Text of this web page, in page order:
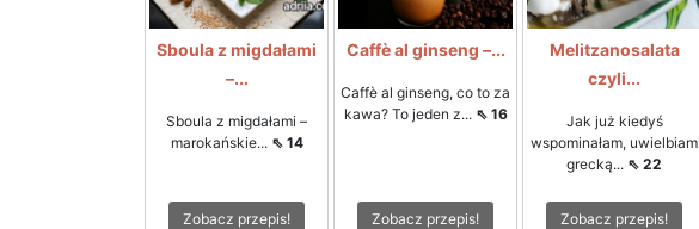
Sboula z migdałami
–...
Sboula z migdałami –
marokańskie... ⇖ 14
Zobacz przepis!
Caffè al ginseng –...
Caffè al ginseng, co to za
kawa? To jeden z... ⇖ 16
Zobacz przepis!
Melitzanosalata
czyli...
Jak już kiedyś
wspominałam, uwielbiam
grecką... ⇖ 22
Zobacz przepis!